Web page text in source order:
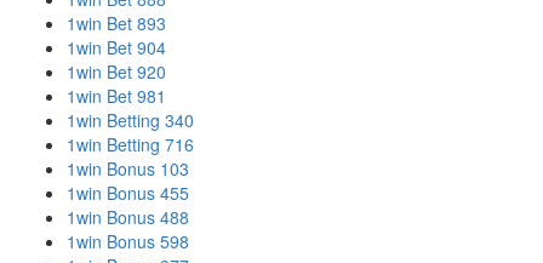
1win Bet 893
1win Bet 904
1win Bet 920
1win Bet 981
1win Betting 340
1win Betting 716
1win Bonus 103
1win Bonus 455
1win Bonus 488
1win Bonus 598